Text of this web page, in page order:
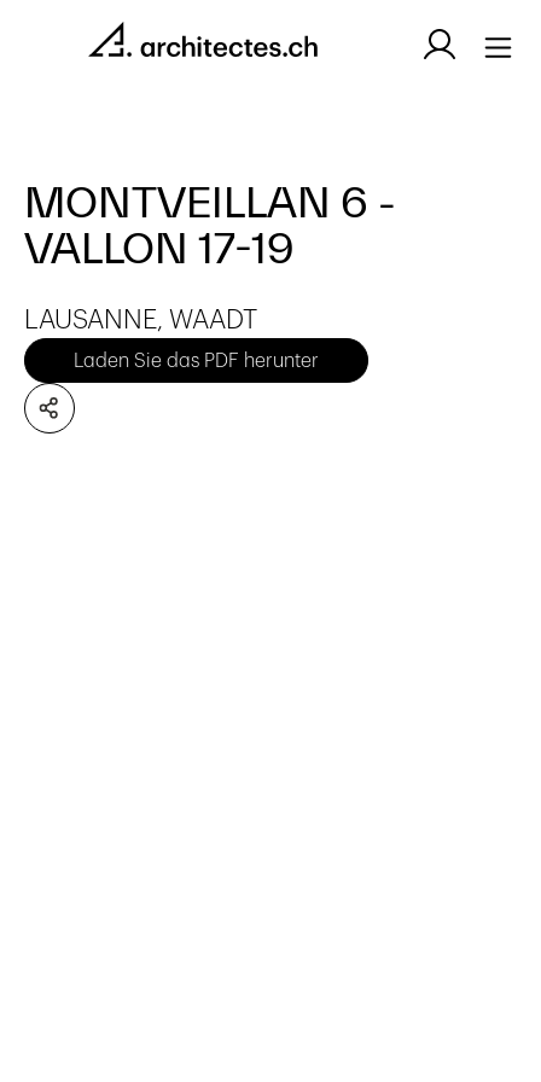
MONTVEILLAN 6 -
VALLON 17-19
LAUSANNE, WAADT
Laden Sie das PDF herunter